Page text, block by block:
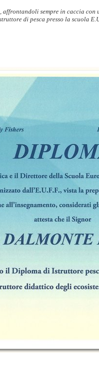
sempre in caccia
di pesca presso la scuola